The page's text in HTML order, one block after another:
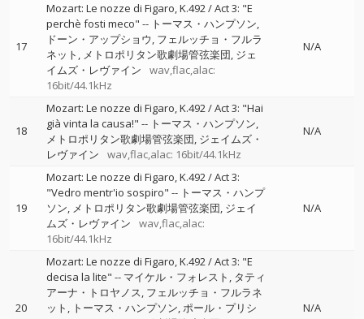
17
Mozart: Le nozze di Figaro, K.492 / Act 3: "E
perchè fosti meco" -- トーマス・ハンプソン
ドーン・アップショウ フェルッチョ・フルラ
ネット
メトロポリタン歌劇場管弦楽団 ジェ
イムズ・レヴァイン
wav,flac,alac:
16bit/44.1kHz
N/A
18
Mozart: Le nozze di Figaro, K.492 / Act 3: "Hai
già vinta la causa!" -- トーマス・ハンプソン
メトロポリタン歌劇場管弦楽団 ジェイムズ・
レヴァイン
wav,flac,alac: 16bit/44.1kHz
N/A
19
Mozart: Le nozze di Figaro, K.492 / Act 3:
"Vedro mentr'io sospiro" -- トーマス・ハンプ
ソン メトロポリタン歌劇場管弦楽団 ジェイ
ムズ・レヴァイン
wav,flac,alac:
16bit/44.1kHz
N/A
20
Mozart: Le nozze di Figaro, K.492 / Act 3: "E
decisa la lite" -- マイケル・フォレスト タティ
アーナ・トロヤノス フェルッチョ・フルラネ
ット
トーマス・ハンプソン ポール・プリシ
N/A